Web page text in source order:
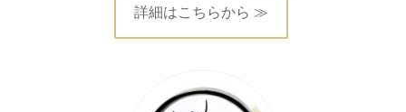
詳細はこちらから ≫